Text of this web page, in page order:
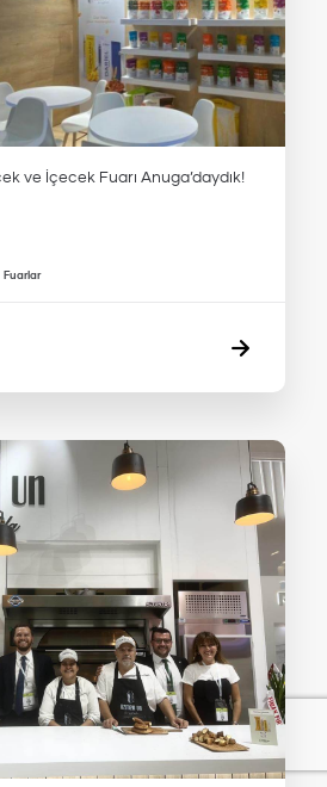
ve İçecek Fuarı Anuga’daydık!
Fuarlar